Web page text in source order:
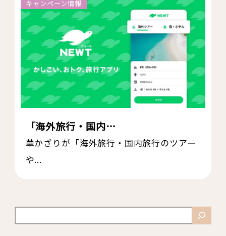
キャンペーン情報
「海外旅行・国内…
華かざりが「海外旅行・国内旅行のツアー
や...